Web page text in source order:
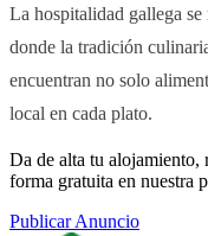
La hospitalidad gallega
donde la tradición
encuentran no solo
local en cada plato.
Da de alta tu alojamiento,
forma gratuita en nuestra
Publicar Anuncio